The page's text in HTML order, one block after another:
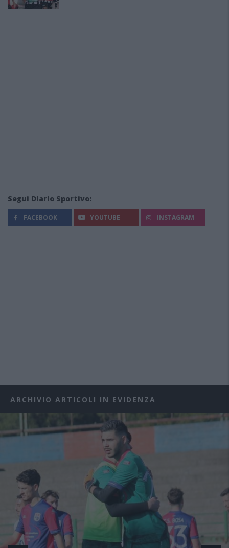
Segui Diario Sportivo:
FACEBOOK YOUTUBE INSTAGRAM
ARCHIVIO ARTICOLI IN EVIDENZA